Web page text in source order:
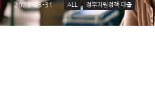
2025-03-31 ALL 정부지원정책·대출